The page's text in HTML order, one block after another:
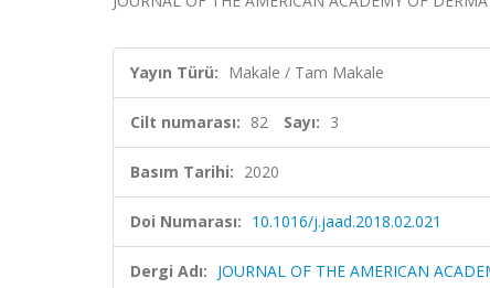
Yayın Türü: Makale / Tam Makale
Cilt numarası: 82 Sayı: 3
Basım Tarihi: 2020
Doi Numarası: 10.1016/j.jaad.2018.02.021
Dergi Adı: JOURNAL OF THE AMERICAN